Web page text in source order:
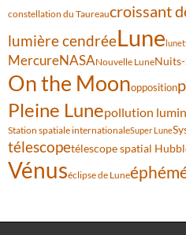
constellation du Taureaucroissant
lumière cendréeLune
MercureNASANouvelle Lune
On the Moonopposition
Pleine Lunepollution
Station spatiale internationaleSuper Lune
télescopetélescope spatial
Vénuséclipse de Lune